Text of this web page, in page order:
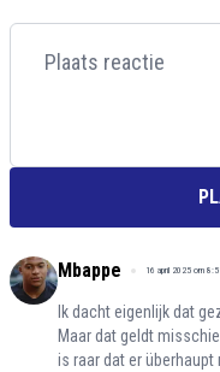
Mbappe 16 april 2025 om
Ik dacht eigenlijk dat
Maar dat geldt
is raar dat er